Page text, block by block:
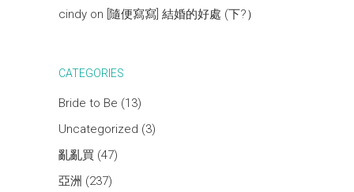
cindy on [隨便寫寫] 結婚的好處 (下?）
CATEGORIES
Bride to Be (13)
Uncategorized (3)
亂亂買 (47)
亞洲 (237)